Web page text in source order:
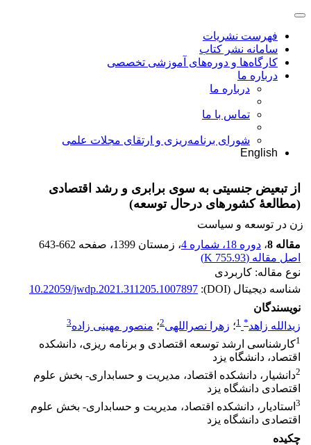
فهرست نشریات
سامانه نشر کتاب
کارگاه‌ها و دوره‌های آموزشی تخصصی
درباره ما
درباره ما
تماس با ما
شورای برنامه‌ریزی و ارتقای مجلات علمی
English
از تبعیض جنسیتی به سوی برابری و رشد اقتصادی
(مطالعۀ کشورهای درحال توسعه)
زن در توسعه و سیاست
مقاله 8
، دوره 18، شماره 4 ، زمستان 1399 ، صفحه 643-662
اصل مقاله (755.93 K
)
نوع مقاله: کاربردی
شناسه دیجیتال (DOI):
10.22059/jwdp.2021.311205.1007897
نویسندگان
زیدالله زاهد*
1؛ زهرا نصراللهی2؛ منصور مهینی ‌زاده3
1کارشناسی ارشد توسعه اقتصادی و برنامه ریزی، دانشکده
اقتصاد، دانشگاه یزد
2دانشیار، دانشکده اقتصاد، مدیریت و حسابداری- بخش علوم
اقتصادی دانشگاه یزد
3 استادیار، دانشکده اقتصاد، مدیریت و حسابداری- بخش علوم
اقتصادی دانشگاه یزد
چکیده